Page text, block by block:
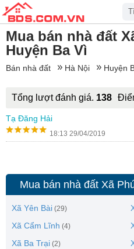
Mua bán nhà đất
Huyện Ba Vì
Bán nhà đất Hà Nội Huyện
Tổng lượt đánh giá. 138
Tạ Đăng Hải
18:13 29/04/2019
Mua bán nhà đất Xã
Xã Yên Bài (29)
Xã Cẩm Lĩnh (4)
Xã Ba Trại (2)